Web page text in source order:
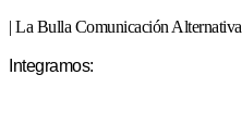
| La Bulla Comunicación Alternativa
Integramos: